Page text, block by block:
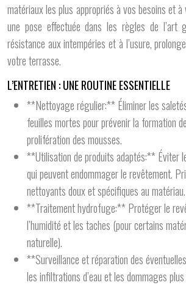
matériaux les plus appropriés à vos besoins et
une pose effectuée dans les règles de l’art
résistance aux intempéries et à l’usure,
votre terrasse.
L’ENTRETIEN : UNE ROUTINE ESSENTIELLE
**Nettoyage régulier:** Éliminer les
feuilles mortes pour prévenir la formation
prolifération des mousses.
**Utilisation de produits adaptés:** Éviter
qui peuvent endommager le revêtement.
nettoyants doux et spécifiques au matériau.
**Traitement hydrofuge:** Protéger le
l’humidité et les taches (pour certains
naturelle).
**Surveillance et réparation des
les infiltrations d’eau et les dommages